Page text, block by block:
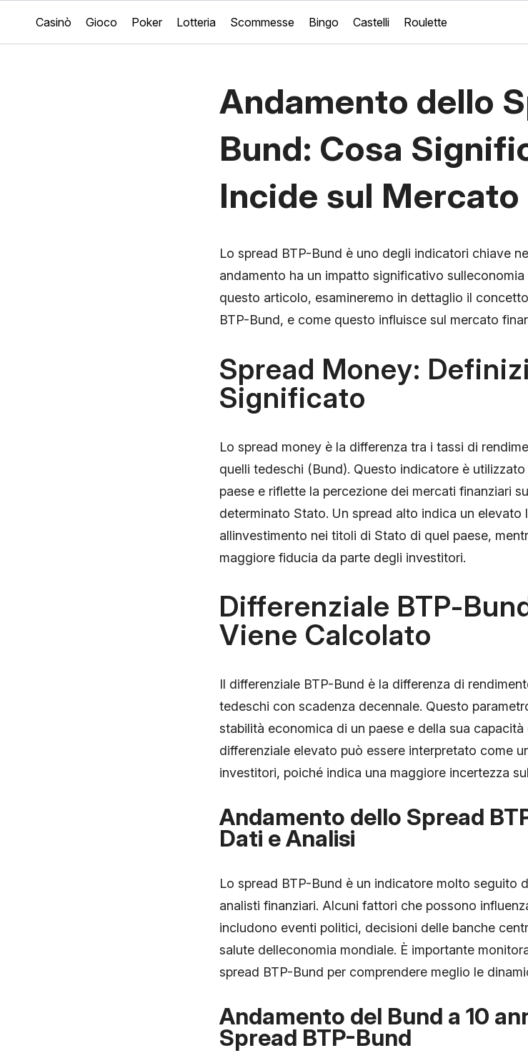
Casinò Gioco Poker Lotteria Scommesse Bingo Castelli Roulette
Andamento dello
Bund: Cosa
Incide sul Mercato
Lo spread BTP-Bund è uno degli indicatori chiave
andamento ha un impatto significativo
questo articolo, esamineremo in dettaglio il
BTP-Bund, e come questo influisce sul mercato
Spread Money:
Significato
Lo spread money è la differenza tra i tassi di
quelli tedeschi (Bund). Questo indicatore è
paese e riflette la percezione dei mercati finanziari
determinato Stato. Un spread alto indica un
allinvestimento nei titoli di Stato di quel paese,
maggiore fiducia da parte degli investitori.
Differenziale BTP-
Viene Calcolato
Il differenziale BTP-Bund è la differenza di
tedeschi con scadenza decennale. Questo
stabilità economica di un paese e della sua
differenziale elevato può essere interpretato come
investitori, poiché indica una maggiore incertezza
Andamento dello Spread
Dati e Analisi
Lo spread BTP-Bund è un indicatore molto seguito
analisti finanziari. Alcuni fattori che possono
includono eventi politici, decisioni delle banche
salute delleconomia mondiale. È importante
spread BTP-Bund per comprendere meglio le
Andamento del Bund a 10
Spread BTP-Bund